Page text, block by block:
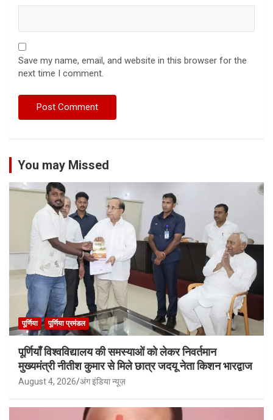
Save my name, email, and website in this browser for the
next time I comment.
You may Missed
पूर्णिया पूर्णिया प्रमंडल
पूर्णियाँ विश्वविद्यालय की समस्याओं को लेकर निवर्तमान
मुख्यमंत्री नीतीश कुमार से मिले छात्र जदयू नेता किशन भारद्वाज
August 4, 2026 अंग इंडिया न्यूज़